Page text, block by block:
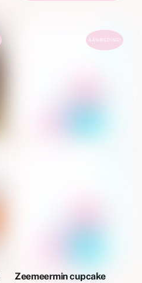
AANBIEDING!
Zeemeermin cupcake